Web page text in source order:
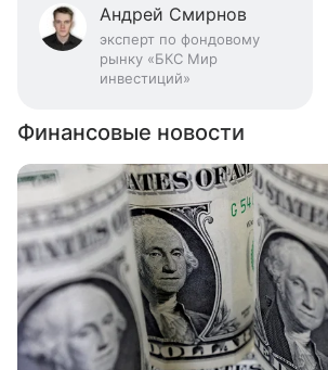
Андрей Смирнов
эксперт по фондовому
рынку «БКС Мир
инвестиций»
Финансовые новости